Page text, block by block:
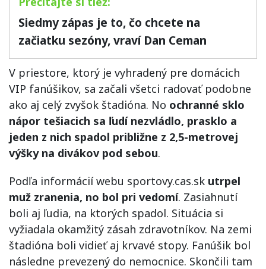
Siedmy zápas je to, čo chcete na
začiatku sezóny, vraví Dan Ceman
V priestore, ktorý je vyhradený pre domácich
VIP fanúšikov, sa začali všetci radovať podobne
ako aj celý zvyšok štadióna. No ochranné sklo
nápor tešiacich sa ľudí nezvládlo, prasklo a
jeden z nich spadol približne z 2,5-metrovej
výšky na divákov pod sebou.
Podľa informácií webu sportovy.cas.sk utrpel
muž zranenia, no bol pri vedomí. Zasiahnutí
boli aj ľudia, na ktorých spadol. Situácia si
vyžiadala okamžitý zásah zdravotníkov. Na zemi
štadióna boli vidieť aj krvavé stopy. Fanúšik bol
následne prevezený do nemocnice. Skončili tam